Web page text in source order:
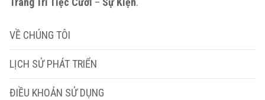
VỀ CHÚNG TÔI
LỊCH SỬ PHÁT TRIỂN
ĐIỀU KHOẢN SỬ DỤNG